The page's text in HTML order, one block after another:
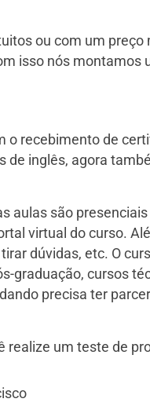
ou com um preço
isso nós montamos
o recebimento de
de inglês, agora
aulas são
virtual do curso.
dúvidas, etc. O
graduação, cursos
precisa ter
realize um teste de